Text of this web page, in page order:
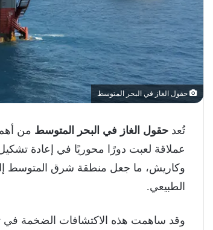
حقول الغاز في البحر المتوسط
تُعد حقول الغاز في البحر المتوسط
عملاقة لعبت دورًا محوريًا في إعادة
وكاريش، ما جعل منطقة شرق المتوسط إلى
الطبيعي.
وقد ساهمت هذه الاكتشافات الضخمة في